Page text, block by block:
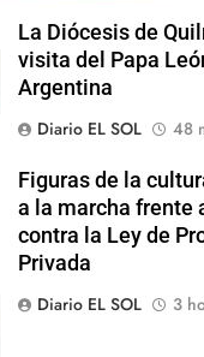
La Diócesis de
visita del Papa
Argentina
Diario EL SOL
48
Figuras de la
a la marcha frente
contra la Ley de
Privada
Diario EL SOL
3